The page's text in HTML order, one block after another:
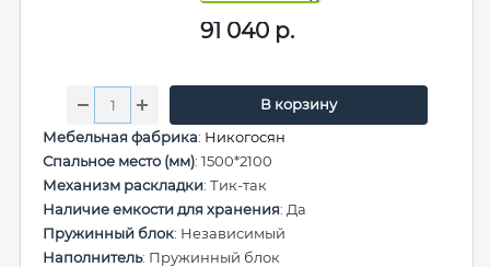
91 040 р.
В корзину
Мебельная фабрика: Никогосян
Спальное место (мм): 1500*2100
Механизм раскладки: Тик-так
Наличие емкости для хранения: Да
Пружинный блок: Независимый
Наполнитель: Пружинный блок